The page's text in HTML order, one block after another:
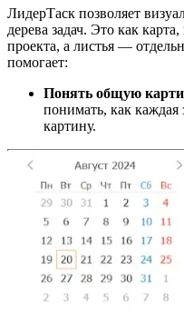
ЛидерТаск позволяет
дерева задач. Это как
проекта, а листья —
помогает:
Понять общую
понимать, как каждая
картину.